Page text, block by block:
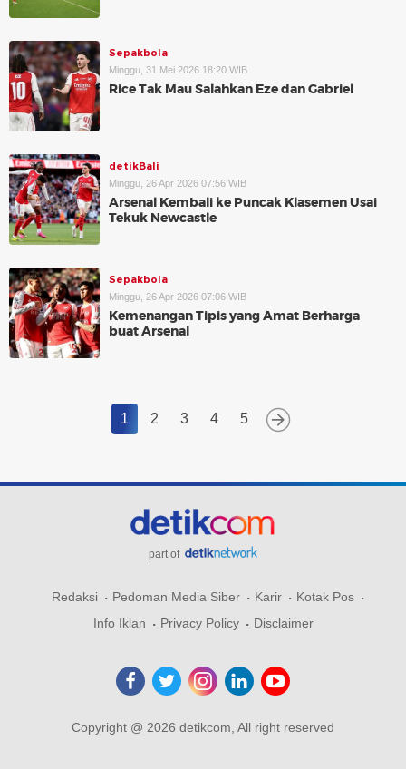
Sepakbola
Minggu, 31 Mei 2026 18:20 WIB
Rice Tak Mau Salahkan Eze dan Gabriel
detikBali
Minggu, 26 Apr 2026 07:56 WIB
Arsenal Kembali ke Puncak Klasemen Usai
Tekuk Newcastle
Sepakbola
Minggu, 26 Apr 2026 07:06 WIB
Kemenangan Tipis yang Amat Berharga
buat Arsenal
1 2 3 4 5
part of
Redaksi Pedoman Media Siber Karir
Kotak Pos
Info Iklan
Privacy Policy Disclaimer
Copyright @ 2026 detikcom, All right reserved